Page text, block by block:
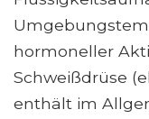
hormoneller
Schweißdrüse
enthält im